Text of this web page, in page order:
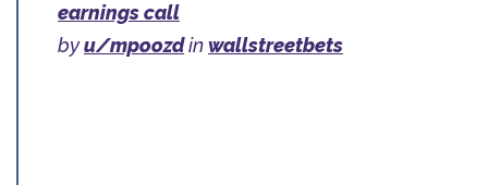
earnings call
byu/mpoozdinwallstreetbets